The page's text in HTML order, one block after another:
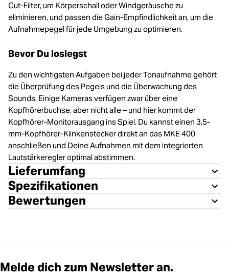
Cut-Filter, um Körperschall oder Windgeräusche zu
eliminieren, und passen die Gain-Empfindlichkeit an, um die
Aufnahmepegel für jede Umgebung zu optimieren.
Bevor Du loslegst
Zu den wichtigsten Aufgaben bei jeder Tonaufnahme gehört
die Überprüfung des Pegels und die Überwachung des
Sounds. Einige Kameras verfügen zwar über eine
Kopfhörerbuchse, aber nicht alle – und hier kommt der
Kopfhörer-Monitorausgang ins Spiel. Du kannst einen 3,5-
mm-Kopfhörer-Klinkenstecker direkt an das MKE 400
anschließen und Deine Aufnahmen mit dem integrierten
Lautstärkeregler optimal abstimmen.
Lieferumfang
Spezifikationen
Bewertungen
Melde dich zum Newsletter an.